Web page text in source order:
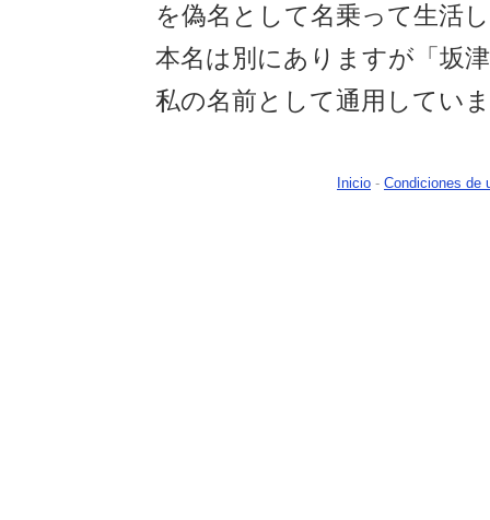
を偽名として名乗って生活
本名は別にありますが「坂
私の名前として通用してい
Inicio - Condiciones de